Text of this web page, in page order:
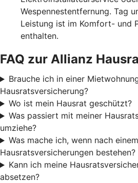
Wespennestentfernung. Tag
Leistung ist im Komfort- und
enthalten.
FAQ zur Allianz
Brauche ich in einer
Hausratsversicherung?
Wo ist mein Hausrat geschützt?
Was passiert mit meiner
umziehe?
Was mache ich, wenn nach
Hausratsversicherungen bestehen?
Kann ich meine
absetzen?